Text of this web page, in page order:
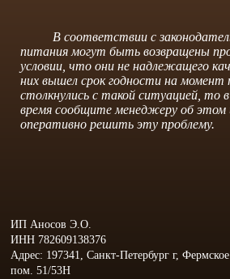
В соответствии с
питания могут быть возвращены
условии, что они не надлежащего
них вышел срок годности на момент
столкнулись с такой ситуацией, то
время сообщите менеджеру об
оперативно решить эту проблему.
ИП Аносов Э.О.
ИНН 782609138376
Адрес: 197341, Санкт-Петербург г,
пом. 51/53Н